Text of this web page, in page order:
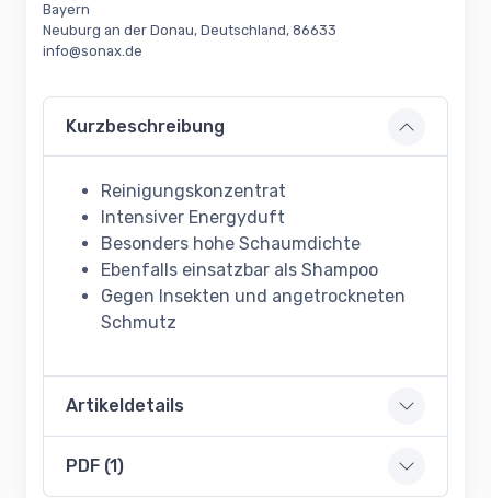
Bayern
Neuburg an der Donau, Deutschland, 86633
info@sonax.de
Kurzbeschreibung
Reinigungskonzentrat
Intensiver Energyduft
Besonders hohe Schaumdichte
Ebenfalls einsatzbar als Shampoo
Gegen Insekten und angetrockneten
Schmutz
Artikeldetails
PDF (1)